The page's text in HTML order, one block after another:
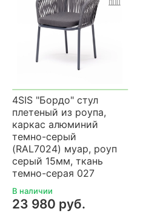
4SIS "Бордо" стул
плетеный из роупа,
каркас алюминий
темно-серый
(RAL7024) муар, роуп
серый 15мм, ткань
темно-серая 027
В наличии
23 980 руб.